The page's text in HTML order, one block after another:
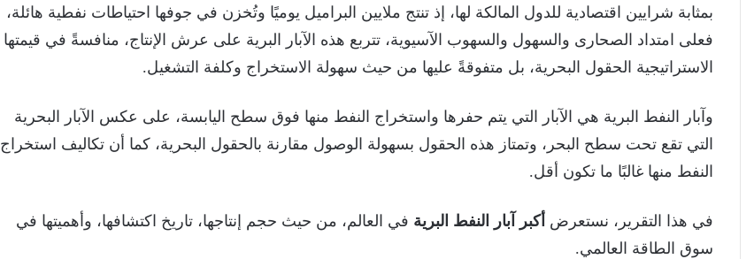
بمثابة شرايين اقتصادية للدول المالكة لها، إذ تنتج ملايين البراميل يوميًا وتُخزن في جوفها احتياطات نفطية هائلة،
فعلى امتداد الصحارى والسهول والسهوب الآسيوية، تتربع هذه الآبار البرية على عرش الإنتاج، منافسةً في قيمتها
الاستراتيجية الحقول البحرية، بل متفوقةً عليها من حيث سهولة الاستخراج وكلفة التشغيل.
وآبار النفط البرية هي الآبار التي يتم حفرها واستخراج النفط منها فوق سطح اليابسة، على عكس الآبار البحرية
التي تقع تحت سطح البحر، وتمتاز هذه الحقول بسهولة الوصول مقارنة بالحقول البحرية، كما أن تكاليف استخراج
النفط منها غالبًا ما تكون أقل.
في هذا التقرير، نستعرض أكبر آبار النفط البرية في العالم، من حيث حجم إنتاجها، تاريخ اكتشافها، وأهميتها في
سوق الطاقة العالمي.